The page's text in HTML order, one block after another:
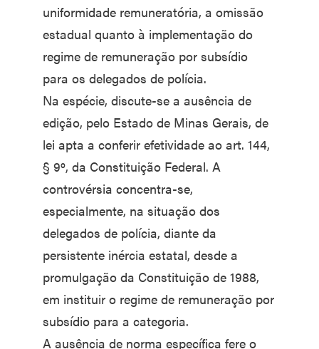
uniformidade remuneratória, a omissão
estadual quanto à implementação do
regime de remuneração por subsídio
para os delegados de polícia.
Na espécie, discute-se a ausência de
edição, pelo Estado de Minas Gerais, de
lei apta a conferir efetividade ao art. 144,
§ 9º, da Constituição Federal. A
controvérsia concentra-se,
especialmente, na situação dos
delegados de polícia, diante da
persistente inércia estatal, desde a
promulgação da Constituição de 1988,
em instituir o regime de remuneração por
subsídio para a categoria.
A ausência de norma específica fere o